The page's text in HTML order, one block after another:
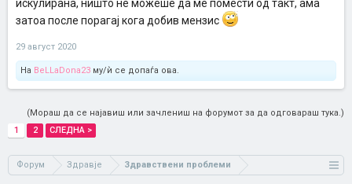
искулирана, ништо не можеше да ме помести од такт, ама
затоа после порагај кога добив мензис
29 август 2020
На BeLLaDona23 му/ѝ се допаѓа ова.
(Мораш да се најавиш или зачлениш на форумот за да одговараш тука.)
1
2 СЛЕДНА >
Форум Здравје Здравствени проблеми